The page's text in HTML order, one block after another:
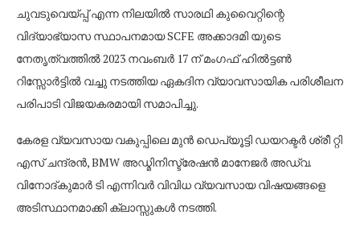
ചുവടുവെയ്പ്പ് എന്ന നിലയിൽ സാരഥി കുവൈറ്റിന്റെ
വിദ്യാഭ്യാസ സ്ഥാപനമായ SCFE അക്കാദമി യുടെ
നേതൃത്വത്തിൽ 2023 നവംബർ 17 ന് മംഗഫ് ഹിൽട്ടൺ
റിസ്സോർട്ടിൽ വച്ചു നടത്തിയ ഏകദിന വ്യാവസായിക പരിശീലന
പരിപാടി വിജയകരമായി സമാപിച്ചു.
കേരള വ്യവസായ വകുപ്പിലെ മുൻ ഡെപ്യൂട്ടി ഡയറക്ടർ ശ്രീ റ്റി
എസ് ചന്ദ്രൻ, BMW അഡ്മിനിസ്ട്രേഷൻ മാനേജർ അഡ്വ.
വിനോദ്കുമാർ ടി എന്നിവർ വിവിധ വ്യവസായ വിഷയങ്ങളെ
അടിസ്ഥാനമാക്കി ക്ലാസ്സുകൾ നടത്തി.